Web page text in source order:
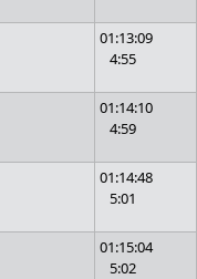
01:13:09
4:55
01:14:10
4:59
01:14:48
5:01
01:15:04
5:02